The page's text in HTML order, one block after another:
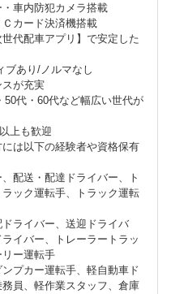
車内防犯カメラ搭載
カード決済機搭載
代配車アプリ】で安定した
あり/ノルマなし
が充実
代・60代など幅広い世代が
上も歓迎
は以下の経験者や資格保有
配送・配達ドライバー、ト
ック運転手、トラック運転
ライバー、送迎ドライバ
イバー、トレーラートラッ
ー運転手
プカー運転手、軽自動車ド
員、軽作業スタッフ、倉庫